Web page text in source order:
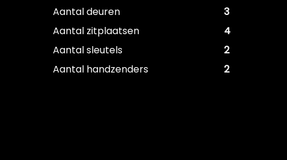
Aantal deuren
3
Aantal zitplaatsen
4
Aantal sleutels
2
Aantal handzenders
2